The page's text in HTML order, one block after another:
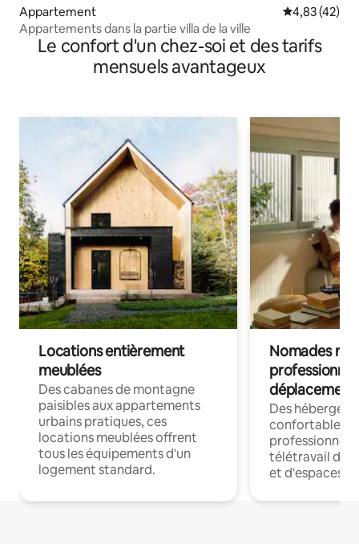
Appartement Évaluation
4,83 (42)
Appartements dans la partie villa de la ville
Le confort d'un chez-soi et des tarifs
mensuels avantageux
Locations entièrement
meublées
Des cabanes de montagne
paisibles aux appartements
urbains pratiques, ces
locations meublées offrent
tous les équipements d'un
logement standard.
Nomades
déplacement
Des
confortables
professionnels
télétravail
et d'espaces